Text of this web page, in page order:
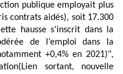
publique employait plus
contrats aidés), soit 17.300
hausse s’inscrit dans la
de l’emploi dans la
+0,4% en 2021)",
(Lien sortant, nouvelle